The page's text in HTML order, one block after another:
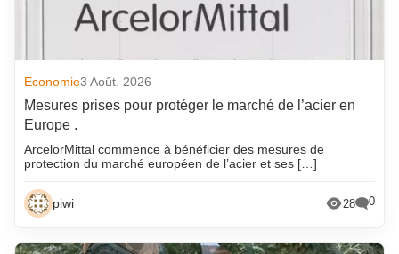
Economie3 Août. 2026
Mesures prises pour protéger le marché de l’acier en
Europe .
ArcelorMittal commence à bénéficier des mesures de
protection du marché européen de l’acier et ses […]
piwi 28 0